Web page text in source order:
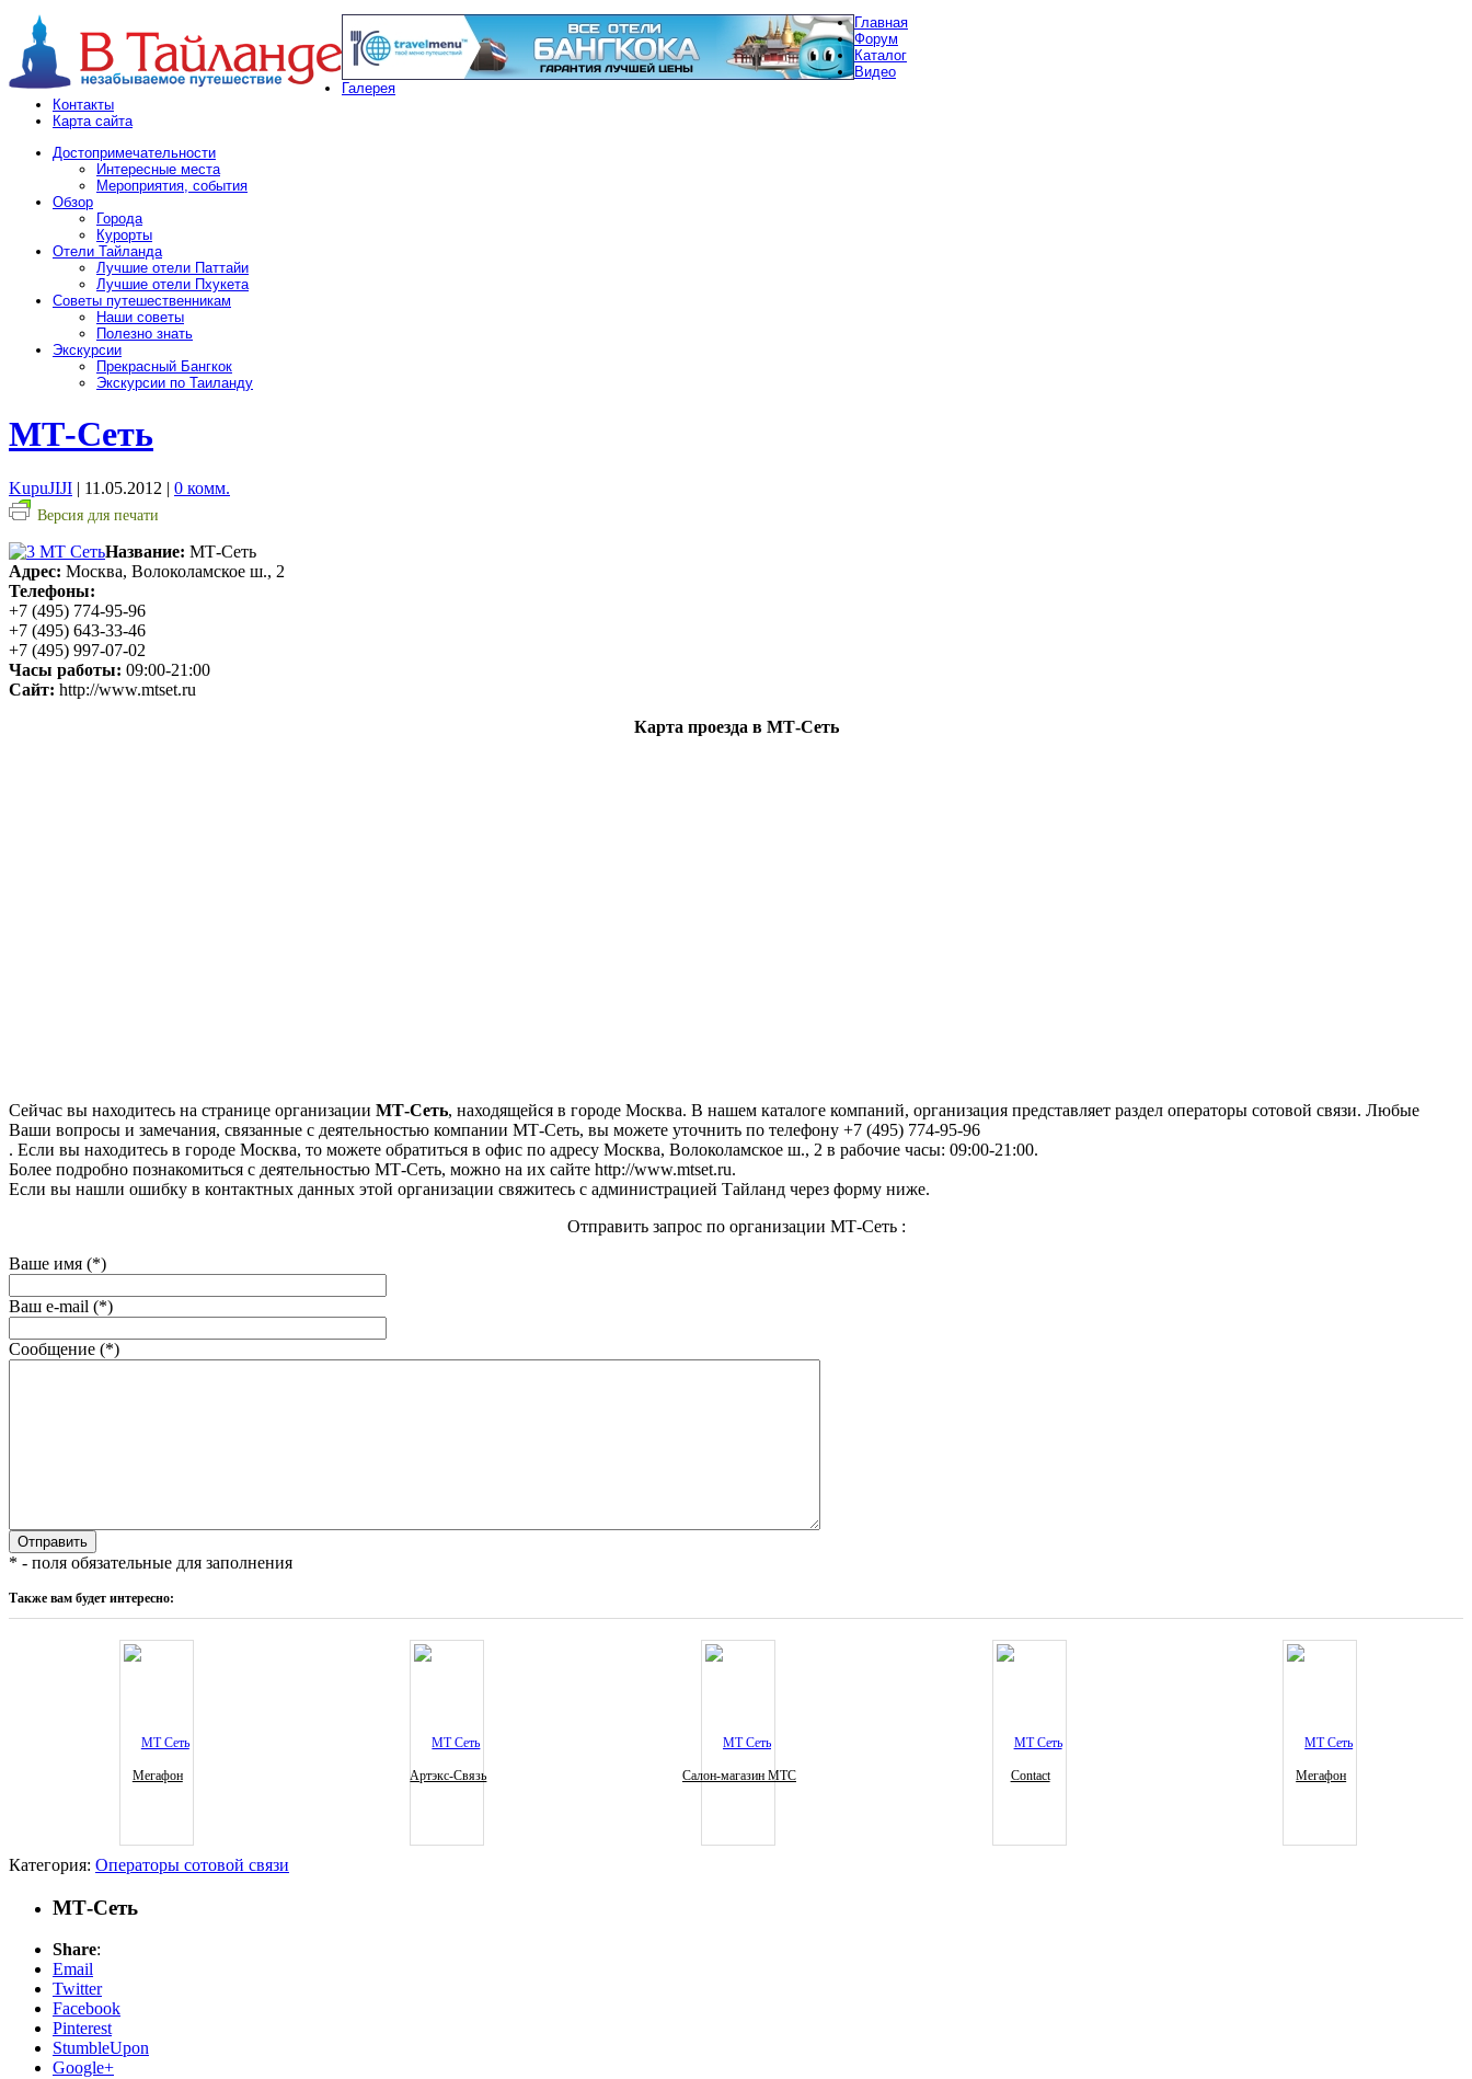
Главная
Форум
Каталог
Видео
Галерея
Контакты
Карта сайта
Достопримечательности
Интересные места
Мероприятия, события
Обзор
Города
Курорты
Отели Тайланда
Лучшие отели Паттайи
Лучшие отели Пхукета
Советы путешественникам
Наши советы
Полезно знать
Экскурсии
Прекрасный Бангкок
Экскурсии по Таиланду
МТ-Сеть
KupuJIJI | 11.05.2012 | 0 комм.
Версия для печати
Название: МТ-Сеть
Адрес: Москва, Волоколамское ш., 2
Телефоны:
+7 (495) 774-95-96
+7 (495) 643-33-46
+7 (495) 997-07-02
Часы работы: 09:00-21:00
Сайт: http://www.mtset.ru
Карта проезда в МТ-Сеть
Сейчас вы находитесь на странице организации МТ-Сеть, находящейся в городе Москва. В нашем каталоге компаний, организация представляет раздел операторы сотовой связи. Любые
Ваши вопросы и замечания, связанные с деятельностью компании МТ-Сеть, вы можете уточнить по телефону +7 (495) 774-95-96
. Если вы находитесь в городе Москва, то можете обратиться в офис по адресу Москва, Волоколамское ш., 2 в рабочие часы: 09:00-21:00.
Более подробно познакомиться с деятельностью МТ-Сеть, можно на их сайте http://www.mtset.ru.
Если вы нашли ошибку в контактных данных этой организации свяжитесь с администрацией Тайланд через форму ниже.
Отправить запрос по организации МТ-Сеть :
Ваше имя (*)
Ваш e-mail (*)
Сообщение (*)
* - поля обязательные для заполнения
Также вам будет интересно:
Мегафон Артэкс-Связь Салон-магазин МТС Contact Мегафон
Категория: Операторы сотовой связи
МТ-Сеть
Share:
Email
Twitter
Facebook
Pinterest
StumbleUpon
Google+